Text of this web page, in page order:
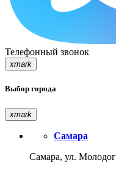
Телефонный звонок
xmark
Выбор города
xmark
Самара
Самара, ул.